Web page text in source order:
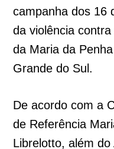
campanha dos 16
da violência
da Maria da
Grande do Sul.
De acordo com a
de Referência
Librelotto, além